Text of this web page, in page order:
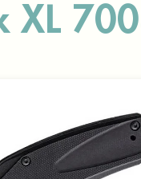
XL